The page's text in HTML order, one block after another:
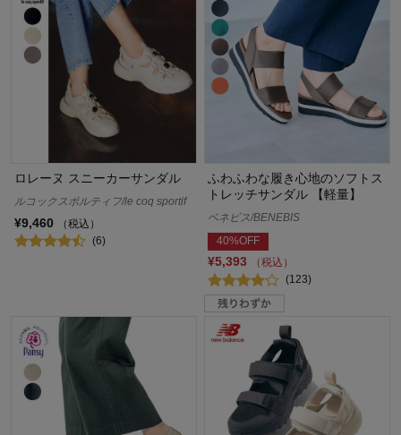
ロレーヌ スニーカーサンダル
ルコックスポルティフ/le coq sportif
¥9,460
（税込）
(6)
ふわふわな履き心地のソフトス
トレッチサンダル 【軽量】
ベネビス/BENEBIS
40%OFF
¥5,393
（税込）
(123)